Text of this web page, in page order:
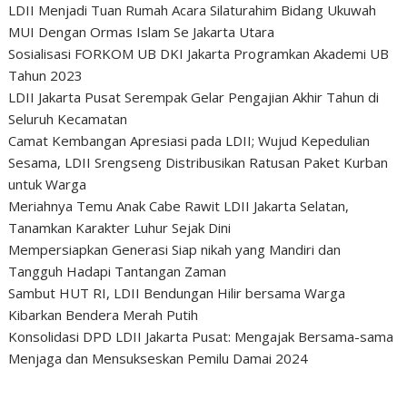
LDII Menjadi Tuan Rumah Acara Silaturahim Bidang Ukuwah
MUI Dengan Ormas Islam Se Jakarta Utara
Sosialisasi FORKOM UB DKI Jakarta Programkan Akademi UB
Tahun 2023
LDII Jakarta Pusat Serempak Gelar Pengajian Akhir Tahun di
Seluruh Kecamatan
Camat Kembangan Apresiasi pada LDII; Wujud Kepedulian
Sesama, LDII Srengseng Distribusikan Ratusan Paket Kurban
untuk Warga
Meriahnya Temu Anak Cabe Rawit LDII Jakarta Selatan,
Tanamkan Karakter Luhur Sejak Dini
Mempersiapkan Generasi Siap nikah yang Mandiri dan
Tangguh Hadapi Tantangan Zaman
Sambut HUT RI, LDII Bendungan Hilir bersama Warga
Kibarkan Bendera Merah Putih
Konsolidasi DPD LDII Jakarta Pusat: Mengajak Bersama-sama
Menjaga dan Mensukseskan Pemilu Damai 2024